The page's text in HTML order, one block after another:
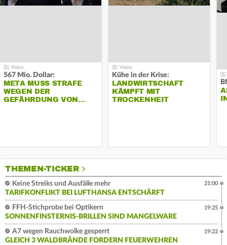
567 Mio. Dollar:
META MUSS STRAFE
WEGEN DER
GEFÄHRDUNG VON…
Kühe in der Krise:
LANDWIRTSCHAFT
KÄMPFT MIT
TROCKENHEIT
THEMEN-TICKER
Keine Streiks und Ausfälle mehr
TARIFKONFLIKT BEI LUFTHANSA ENTSCHÄRFT
21:00
FFH-Stichprobe bei Optikern
SONNENFINSTERNIS-BRILLEN SIND MANGELWARE
19:25
A7 wegen Rauchwolke gesperrt
GLEICH 3 WALDBRÄNDE FORDERN FEUERWEHREN
19:22